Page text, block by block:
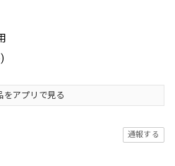
をアプリで見る
通報する